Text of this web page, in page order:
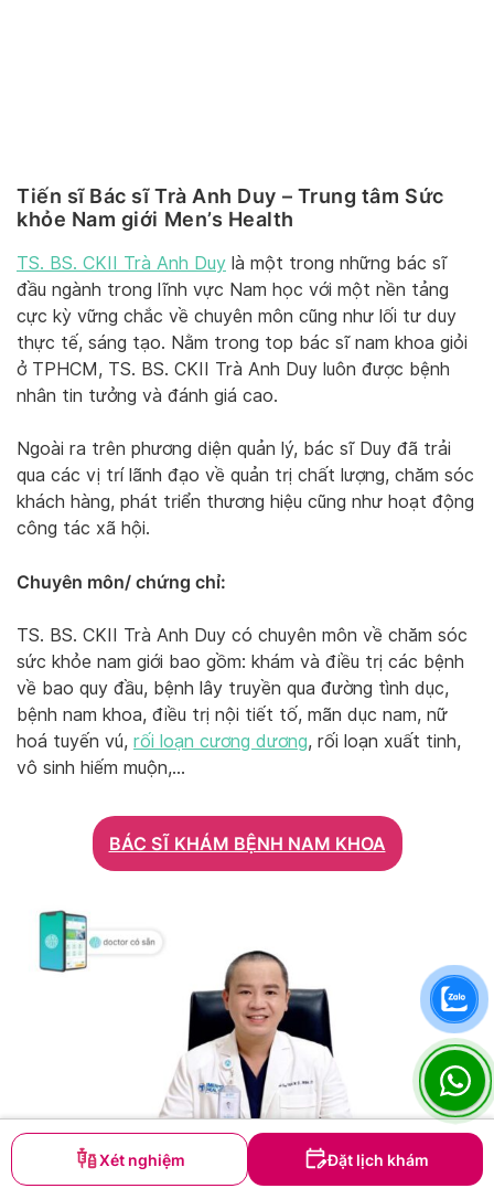
Xét nghiệm Đặt lịch khám
Tiến sĩ Bác sĩ Trà Anh Duy – Trung tâm Sức
khỏe Nam giới Men’s Health
TS. BS. CKII Trà Anh Duy là một trong những bác sĩ
đầu ngành trong lĩnh vực Nam học với một nền tảng
cực kỳ vững chắc về chuyên môn cũng như lối tư duy
thực tế, sáng tạo. Nằm trong top bác sĩ nam khoa giỏi
ở TPHCM, TS. BS. CKII Trà Anh Duy luôn được bệnh
nhân tin tưởng và đánh giá cao.
Ngoài ra trên phương diện quản lý, bác sĩ Duy đã trải
qua các vị trí lãnh đạo về quản trị chất lượng, chăm sóc
khách hàng, phát triển thương hiệu cũng như hoạt động
công tác xã hội.
Chuyên môn/ chứng chỉ:
TS. BS. CKII Trà Anh Duy có chuyên môn về chăm sóc
sức khỏe nam giới bao gồm: khám và điều trị các bệnh
về bao quy đầu, bệnh lây truyền qua đường tình dục,
bệnh nam khoa, điều trị nội tiết tố, mãn dục nam, nữ
hoá tuyến vú, rối loạn cương dương, rối loạn xuất tinh,
vô sinh hiếm muộn,…
BÁC SĨ KHÁM BỆNH NAM KHOA
Đặt hẹn khám Nam khoa